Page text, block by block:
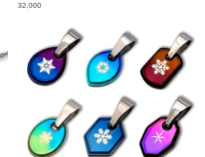
32,000